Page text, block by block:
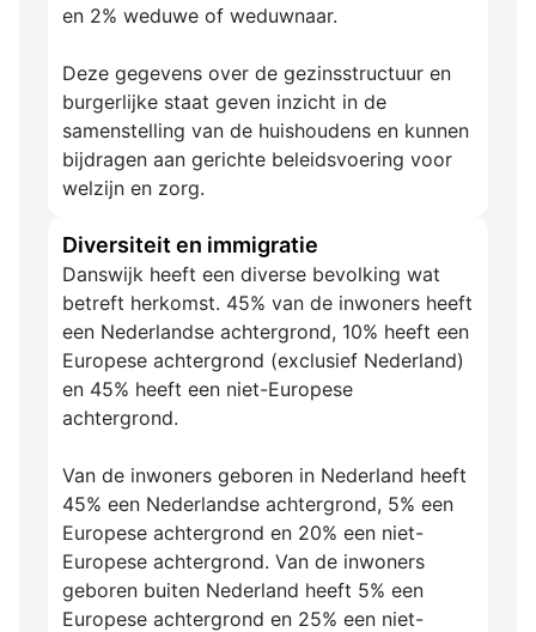
en 2% weduwe of weduwnaar.
Deze gegevens over de gezinsstructuur en
burgerlijke staat geven inzicht in de
samenstelling van de huishoudens en kunnen
bijdragen aan gerichte beleidsvoering voor
welzijn en zorg.
Diversiteit en immigratie
Danswijk heeft een diverse bevolking wat
betreft herkomst. 45% van de inwoners heeft
een Nederlandse achtergrond, 10% heeft een
Europese achtergrond (exclusief Nederland)
en 45% heeft een niet-Europese
achtergrond.
Van de inwoners geboren in Nederland heeft
45% een Nederlandse achtergrond, 5% een
Europese achtergrond en 20% een niet-
Europese achtergrond. Van de inwoners
geboren buiten Nederland heeft 5% een
Europese achtergrond en 25% een niet-